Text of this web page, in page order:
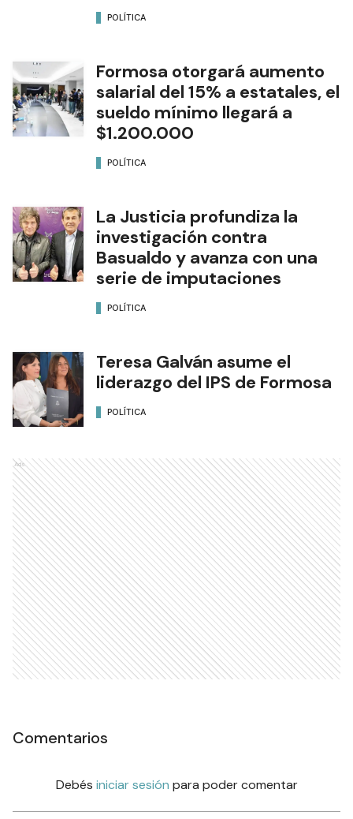
POLÍTICA
Formosa otorgará aumento
salarial del 15% a estatales, el
sueldo mínimo llegará a
$1.200.000
POLÍTICA
La Justicia profundiza la
investigación contra
Basualdo y avanza con una
serie de imputaciones
POLÍTICA
Teresa Galván asume el
liderazgo del IPS de Formosa
POLÍTICA
Ads
Comentarios
Debés iniciar sesión para poder comentar